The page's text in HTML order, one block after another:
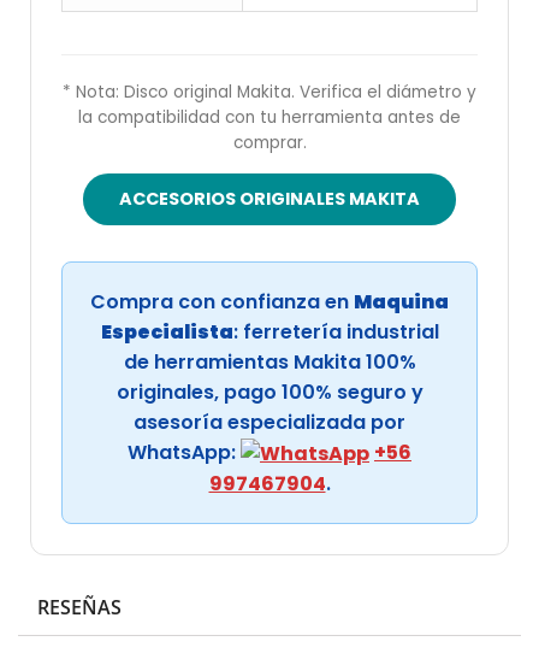
* Nota: Disco original Makita. Verifica el diámetro y
la compatibilidad con tu herramienta antes de
comprar.
ACCESORIOS ORIGINALES MAKITA
Compra con confianza en Maquina
Especialista: ferretería industrial
de herramientas Makita 100%
originales, pago 100% seguro y
asesoría especializada por
WhatsApp:
+56
997467904.
RESEÑAS